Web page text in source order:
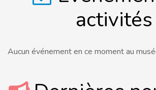
activités
Aucun événement en ce moment au